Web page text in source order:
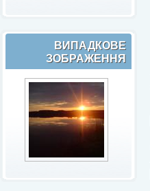
ВИПАДКОВЕ
ЗОБРАЖЕННЯ